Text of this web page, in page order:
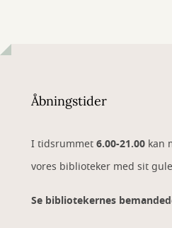
Åbningstider
I tidsrummet6.00-21.00 kan
vores biblioteker med sit
Se bibliotekernes